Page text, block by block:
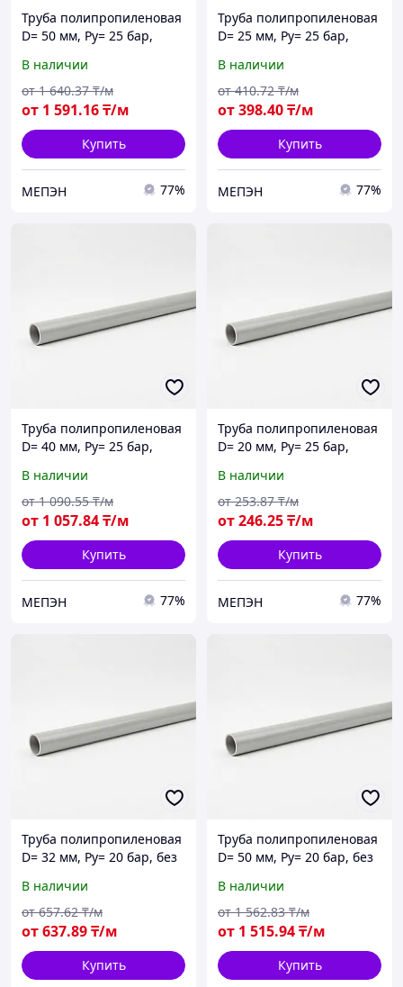
Труба полипропиленовая
D= 50 мм, Ру= 25 бар,
стекловолокном
В наличии
от 1 591.16₸/м
от 1 640.37 ₸/м
Купить
МЕПЭН 77%
Труба полипропиленовая
D= 25 мм, Ру= 25 бар,
стекловолокном
В наличии
от398.40₸/м
от 410.72 ₸/м
Купить
МЕПЭН 77%
Труба полипропиленовая
D= 40 мм, Ру= 25 бар,
стекловолокном
В наличии
от 1 057.84₸/м
от 1 090.55 ₸/м
Купить
МЕПЭН 77%
Труба полипропиленовая
D= 20 мм, Ру= 25 бар,
стекловолокном
В наличии
от246.25₸/м
от 253.87 ₸/м
Купить
МЕПЭН 77%
Труба полипропиленовая
D= 32 мм, Ру= 20 бар, без
В наличии
от637.89₸/м
от 657.62 ₸/м
Купить
Труба полипропиленовая
D= 50 мм, Ру= 20 бар, без
В наличии
от 1 515.94₸/м
от 1 562.83 ₸/м
Купить